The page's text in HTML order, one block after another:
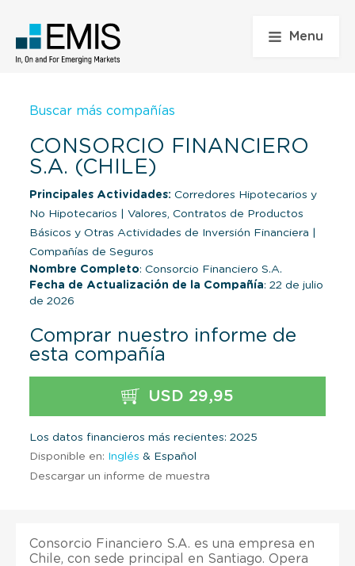
Menu
Buscar más compañías
CONSORCIO FINANCIERO
S.A. (CHILE)
Principales Actividades: Corredores Hipotecarios y
No Hipotecarios
Valores, Contratos de Productos
Básicos y Otras Actividades de Inversión Financiera
Compañías de Seguros
Nombre Completo: Consorcio Financiero S.A.
Fecha de Actualización de la Compañía: 22 de julio
de 2026
Comprar nuestro informe de
esta compañía
USD 29,95
Los datos financieros más recientes: 2025
Disponible en: Inglés & Español
Descargar un informe de muestra
Consorcio Financiero S.A. es una empresa en
Chile, con sede principal en Santiago. Opera